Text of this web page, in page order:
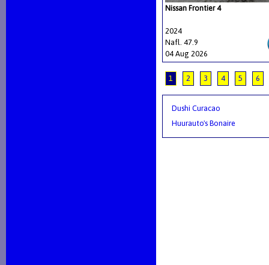
Nissan Frontier 4
2024
Nafl. 47.9
04 Aug 2026
1 2 3 4 5 6
Dushi Curacao
Huurauto's Bonaire